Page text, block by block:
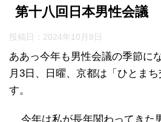
第十八回日本男性会議
投稿日： 2024年10月8日
ああっ今年も男性会議の季節に
月3日、日曜、京都は「ひとま
す。
今年は私が長年関わってきた